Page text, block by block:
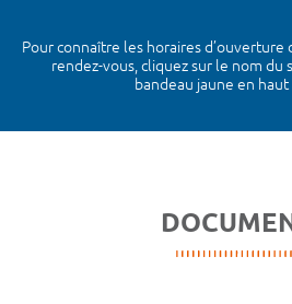
Pour connaître les horaires
rendez-vous, cliquez sur le nom du
bandeau jaune en haut